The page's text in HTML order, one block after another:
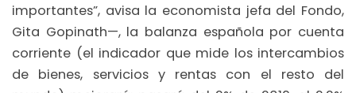
importantes”, avisa la economista jefa del Fondo,
Gita Gopinath—, la balanza española por cuenta
corriente (el indicador que mide los intercambios
de bienes, servicios y rentas con el resto del